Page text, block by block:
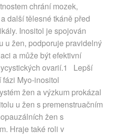
chrání mozek,
další tělesné tkáně před
Inositol je spojován
u žen, podporuje pravidelný
a může být efektivní
ovarií.1 Lepší
Myo-inositol
žen a výzkum prokázal
u žen s premenstruačním
žen s
Hraje také roli v